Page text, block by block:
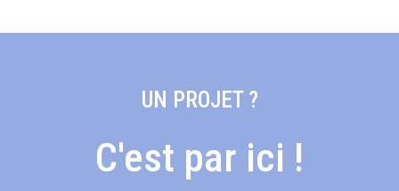
UN PROJET ?
C'est par ici !